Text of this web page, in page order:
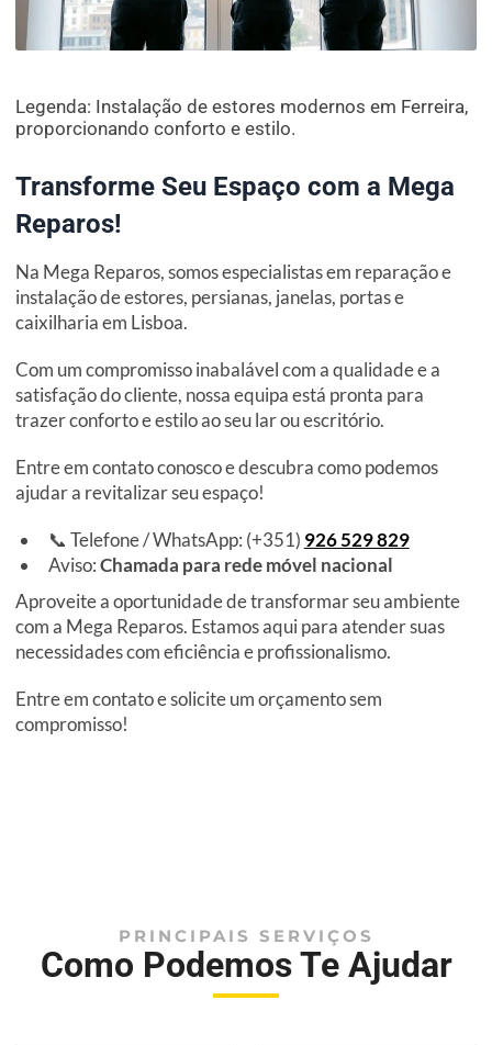
Legenda: Instalação de estores modernos em Ferreira,
proporcionando conforto e estilo.
Transforme Seu Espaço com a Mega
Reparos!
Na Mega Reparos, somos especialistas em reparação e
instalação de estores, persianas, janelas, portas e
caixilharia em Lisboa.
Com um compromisso inabalável com a qualidade e a
satisfação do cliente, nossa equipa está pronta para
trazer conforto e estilo ao seu lar ou escritório.
Entre em contato conosco e descubra como podemos
ajudar a revitalizar seu espaço!
📞 Telefone / WhatsApp: (+351) 926 529 829
Aviso:Chamada para rede móvel nacional
Aproveite a oportunidade de transformar seu ambiente
com a Mega Reparos. Estamos aqui para atender suas
necessidades com eficiência e profissionalismo.
Entre em contato e solicite um orçamento sem
compromisso!
PRINCIPAIS SERVIÇOS
Como Podemos Te Ajudar